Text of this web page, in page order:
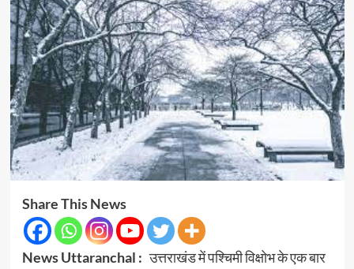
Share This News
News Uttaranchal :उत्तराखंड में पश्चिमी विक्षोभ के एक बार